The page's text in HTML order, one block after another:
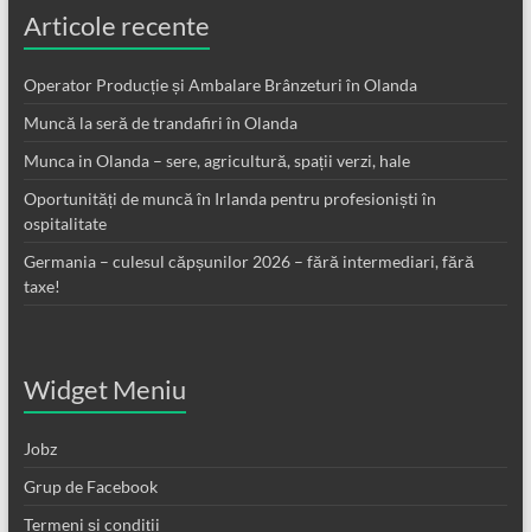
Articole recente
Operator Producție și Ambalare Brânzeturi în Olanda
Muncă la seră de trandafiri în Olanda
Munca in Olanda – sere, agricultură, spații verzi, hale
Oportunități de muncă în Irlanda pentru profesioniști în
ospitalitate
Germania – culesul căpșunilor 2026 – fără intermediari, fără
taxe!
Widget Meniu
Jobz
Grup de Facebook
Termeni și condiții